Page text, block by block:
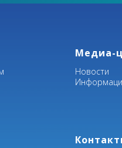
Медиа-
Новости